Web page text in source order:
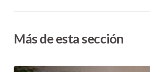
Más de esta sección